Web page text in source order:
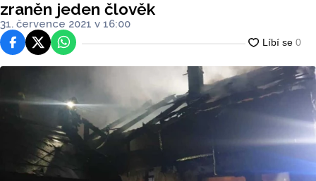
zraněn jeden člověk
31. července 2021 v 16:00
FacebookPlatforma X
WhatsApp